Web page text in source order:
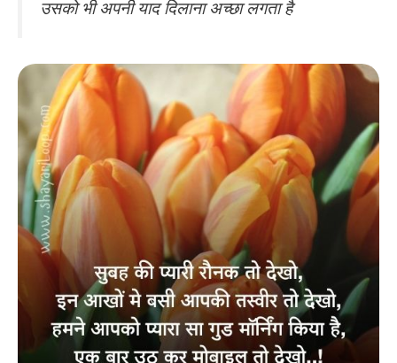
उसको भी अपनी याद दिलाना अच्छा लगता है